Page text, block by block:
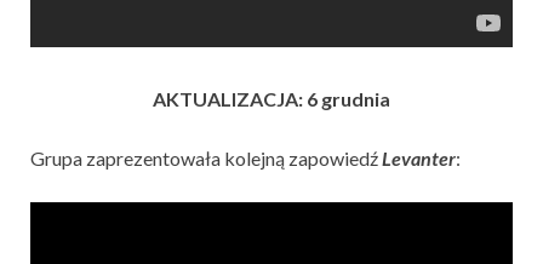
AKTUALIZACJA: 6 grudnia
Grupa zaprezentowała kolejną zapowiedźLevanter: